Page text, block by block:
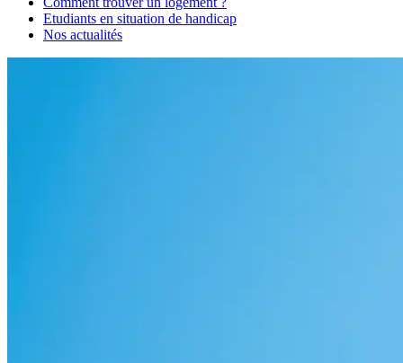
Etudiants en situation de handicap
Nos actualités